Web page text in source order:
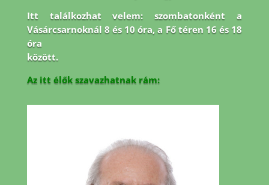
Itt találkozhat velem: szombatonként a
Vásárcsarnoknál 8 és 10 óra, a Fő téren 16 és 18
óra
között.
Az itt élők szavazhatnak rám: